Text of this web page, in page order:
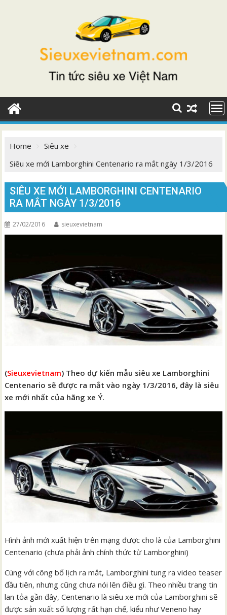
Home
Siêu xe
Siêu xe mới Lamborghini Centenario ra mắt ngày 1/3/2016
SIÊU XE MỚI LAMBORGHINI CENTENARIO
RA MẮT NGÀY 1/3/2016
27/02/2016 sieuxevietnam
(Sieuxevietnam) Theo dự kiến mẫu siêu xe Lamborghini
Centenario sẽ được ra mắt vào ngày 1/3/2016, đây là siêu
xe mới nhất của hãng xe Ý.
Hình ảnh mới xuất hiện trên mạng được cho là của Lamborghini
Centenario (chưa phải ảnh chính thức từ Lamborghini)
Cùng với công bố lịch ra mắt, Lamborghini tung ra video teaser
đầu tiên, nhưng cũng chưa nói lên điều gì. Theo nhiều trang tin
lan tỏa gần đây, Centenario là siêu xe mới của Lamborghini sẽ
được sản xuất số lượng rất hạn chế, kiểu như Veneno hay